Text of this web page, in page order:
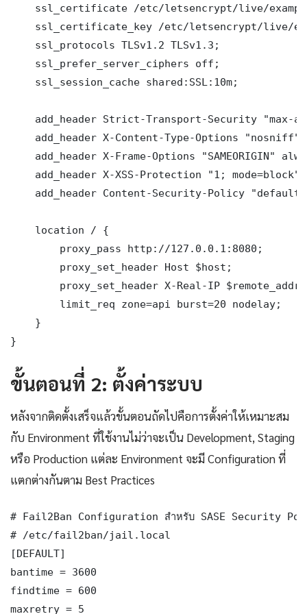
ssl_certificate /etc/letsencrypt/live/
ssl_certificate_key /etc/letsencrypt/live/
    ssl_protocols TLSv1.2 TLSv1.3;
    ssl_prefer_server_ciphers off;
    ssl_session_cache shared:SSL:10m;
add_header Strict-Transport-Security "max-
add_header X-Content-Type-Options "nosniff"
add_header X-Frame-Options "SAMEORIGIN"
add_header X-XSS-Protection "1; mode=block"
add_header Content-Security-Policy
    location / {
        proxy_pass http://127.0.0.1:8080;
        proxy_set_header Host $host;
        proxy_set_header X-Real-IP $remote_addr;
        limit_req zone=api burst=20 nodelay;
    }
}
ขั้นตอนที่ 2: ตั้งค่าระบบ
หลังจากติดตั้งเสร็จแล้วขั้นตอนถัดไปคือการตั้งค่าให้เหมาะสม
กับ Environment ที่ใช้งานไม่ว่าจะเป็น Development, Staging
หรือ Production แต่ละ Environment จะมี Configuration ที่
แตกต่างกันตาม Best Practices
# Fail2Ban Configuration สำหรับ SASE Security
# /etc/fail2ban/jail.local
[DEFAULT]
bantime = 3600
findtime = 600
maxretry = 5